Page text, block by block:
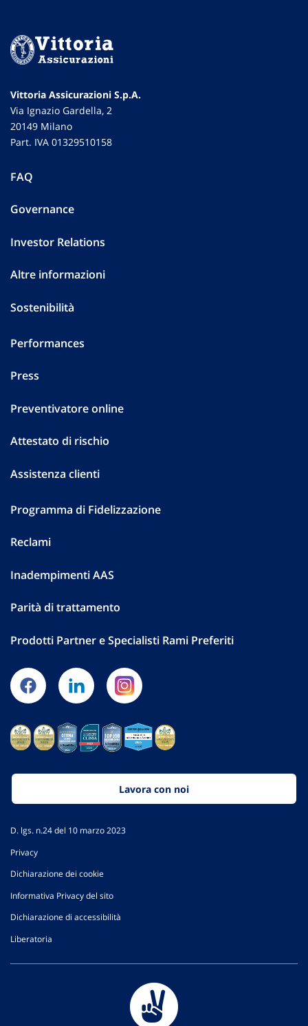
Vittoria Assicurazioni S.p.A.
Via Ignazio Gardella, 2
20149 Milano
Part. IVA 01329510158
FAQ
Governance
Investor Relations
Altre informazioni
Sostenibilità
Performances
Press
Preventivatore online
Attestato di rischio
Assistenza clienti
Programma di Fidelizzazione
Reclami
Inadempimenti AAS
Parità di trattamento
Prodotti Partner e Specialisti Rami Preferiti
Lavora con noi
D. lgs. n.24 del 10 marzo 2023
Privacy
Dichiarazione dei cookie
Informativa Privacy del sito
Dichiarazione di accessibilità
Liberatoria